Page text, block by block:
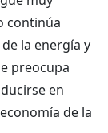
continúa
la energía y
preocupa
en
de la